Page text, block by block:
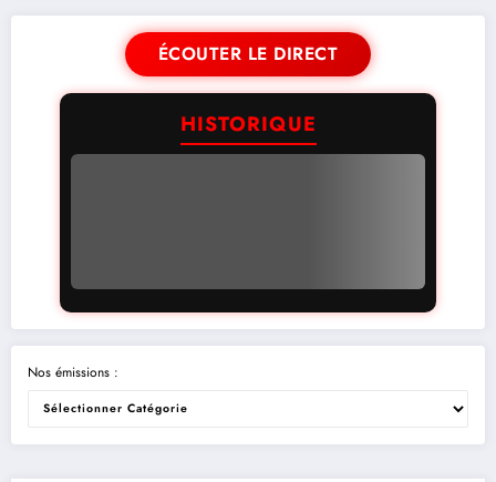
ÉCOUTER LE DIRECT
HISTORIQUE
Nos émissions :